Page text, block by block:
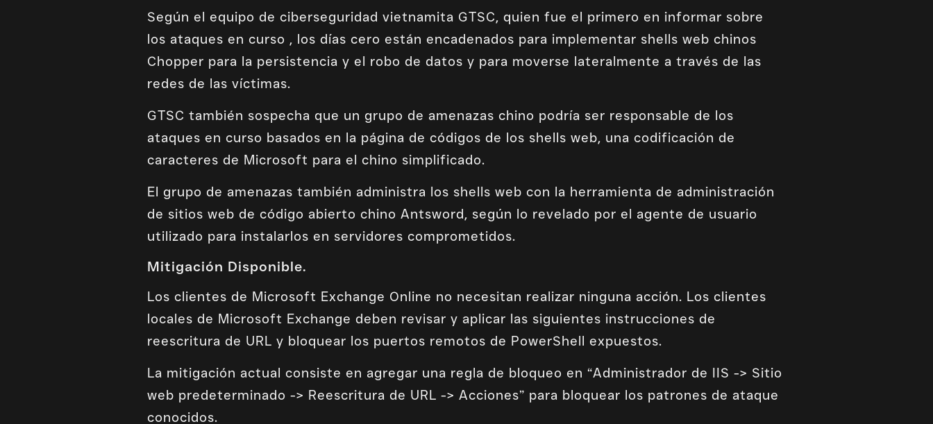
Según el equipo de ciberseguridad vietnamita GTSC, quien fue el primero en informar sobre
los ataques en curso , los días cero están encadenados para implementar shells web chinos
Chopper para la persistencia y el robo de datos y para moverse lateralmente a través de las
redes de las víctimas.
GTSC también sospecha que un grupo de amenazas chino podría ser responsable de los
ataques en curso basados ​​en la página de códigos de los shells web, una codificación de
caracteres de Microsoft para el chino simplificado.
El grupo de amenazas también administra los shells web con la herramienta de administración
de sitios web de código abierto chino Antsword, según lo revelado por el agente de usuario
utilizado para instalarlos en servidores comprometidos.
Mitigación Disponible.
Los clientes de Microsoft Exchange Online no necesitan realizar ninguna acción. Los clientes
locales de Microsoft Exchange deben revisar y aplicar las siguientes instrucciones de
reescritura de URL y bloquear los puertos remotos de PowerShell expuestos.
La mitigación actual consiste en agregar una regla de bloqueo en “Administrador de IIS -> Sitio
web predeterminado -> Reescritura de URL -> Acciones” para bloquear los patrones de ataque
conocidos.